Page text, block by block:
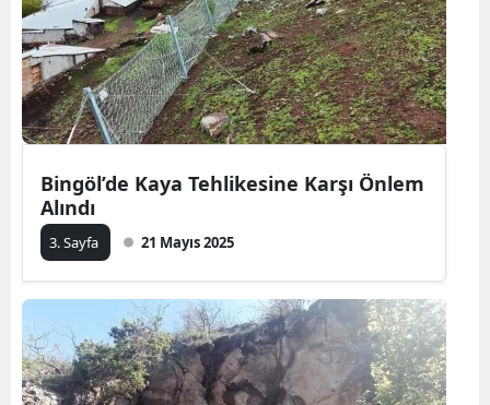
Bingöl’de Kaya Tehlikesine Karşı Önlem
Alındı
3. Sayfa 21 Mayıs 2025